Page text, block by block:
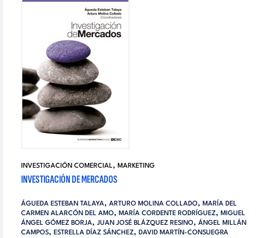
INVESTIGACIÓN COMERCIAL, MARKETING
INVESTIGACIÓN DE MERCADOS
ÁGUEDA ESTEBAN TALAYA, ARTURO MOLINA COLLADO, MARÍA DEL
CARMEN ALARCÓN DEL AMO, MARÍA CORDENTE RODRÍGUEZ, MIGUEL
ÁNGEL GÓMEZ BORJA, JUAN JOSÉ BLÁZQUEZ RESINO, ÁNGEL MILLÁN
CAMPOS, ESTRELLA DÍAZ SÁNCHEZ, DAVID MARTÍN-CONSUEGRA